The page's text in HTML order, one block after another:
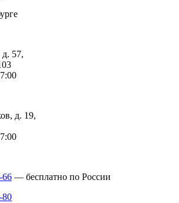
57,
д. 19,
66 — бесплатно по России
80